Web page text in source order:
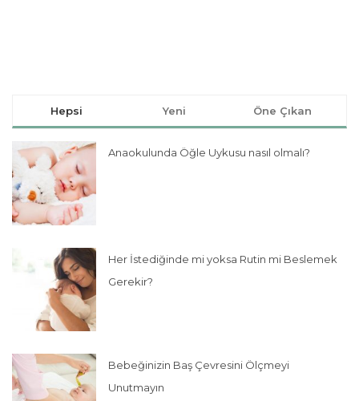
Hepsi Yeni Öne Çıkan
Anaokulunda Öğle Uykusu nasıl olmalı?
Her İstediğinde mi yoksa Rutin mi Beslemek
Gerekir?
Bebeğinizin Baş Çevresini Ölçmeyi
Unutmayın